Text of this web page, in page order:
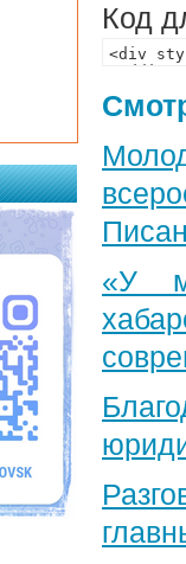
Код
«У